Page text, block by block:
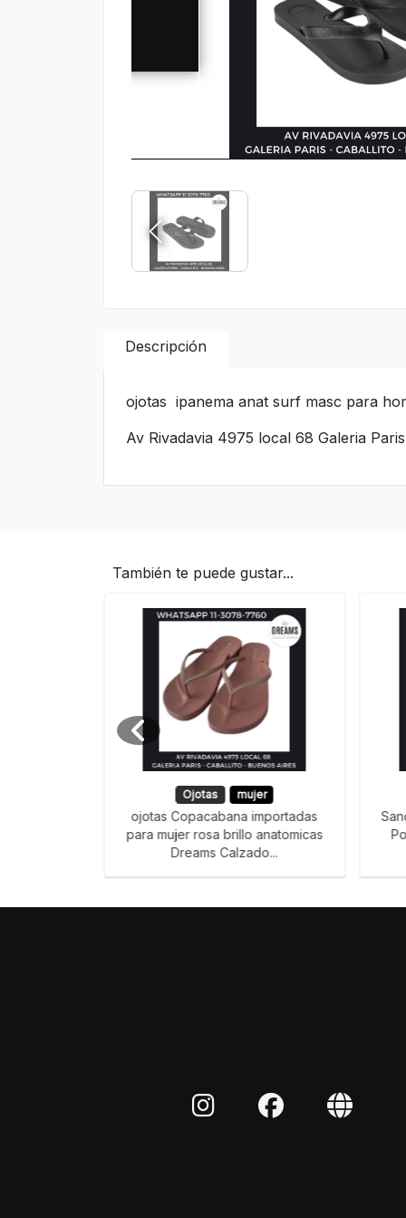
Descripción
ojotas ipanema anat surf masc para
Av Rivadavia 4975 local 68 Galeria Paris
También te puede gustar...
Ojotas mujer
ojotas Copacabana importadas
para mujer rosa brillo anatomicas
Dreams Calzado...